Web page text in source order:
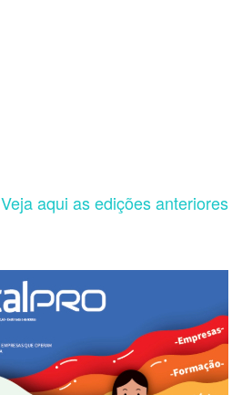
Veja aqui as edições anteriores